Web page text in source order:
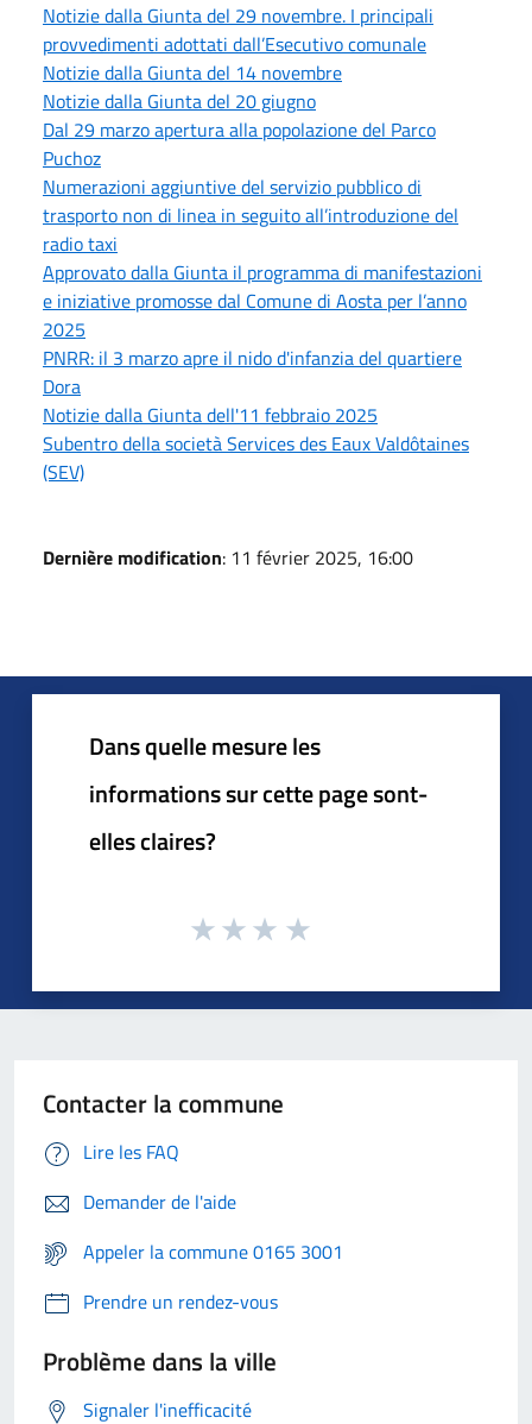
Notizie dalla Giunta del 29 novembre. I principali
provvedimenti adottati dall’Esecutivo comunale
Notizie dalla Giunta del 14 novembre
Notizie dalla Giunta del 20 giugno
Dal 29 marzo apertura alla popolazione del Parco
Puchoz
Numerazioni aggiuntive del servizio pubblico di
trasporto non di linea in seguito all’introduzione del
radio taxi
Approvato dalla Giunta il programma di manifestazioni
e iniziative promosse dal Comune di Aosta per l’anno
2025
PNRR: il 3 marzo apre il nido d'infanzia del quartiere
Dora
Notizie dalla Giunta dell'11 febbraio 2025
Subentro della società Services des Eaux Valdôtaines
(SEV)
Dernière modification: 11 février 2025, 16:00
Dans quelle mesure les
informations sur cette page sont-
elles claires?
Contacter la commune
Lire les FAQ
Demander de l'aide
Appeler la commune 0165 3001
Prendre un rendez-vous
Problème dans la ville
Signaler l'inefficacité